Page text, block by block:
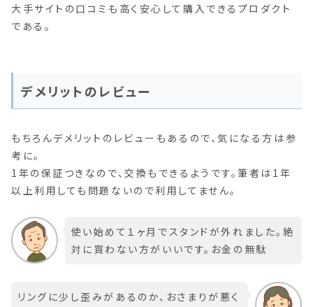
大手サイトの口コミも高く安心して購入できるプロダクト
である。
デメリットのレビュー
もちろんデメリットのレビューもあるので、気になる方は参
考に。
1年の保証つきなので、交換もできるようです。筆者は1年
以上利用しても問題ないので利用してません。
使い始めて１ヶ月でスタンドが外れました。絶
対に買わない方がいいです。お金の無駄
リングに少し歪みがあるのか、おさまりが悪く